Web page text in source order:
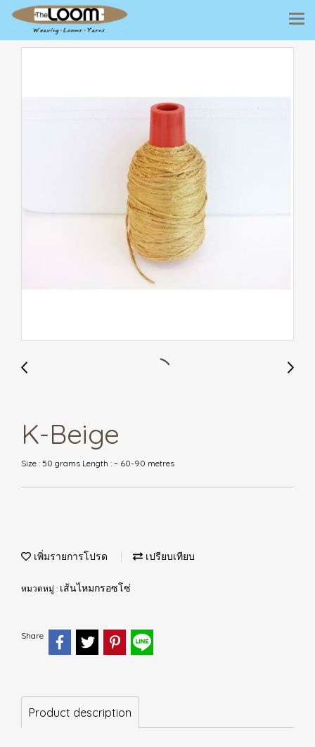
K-Beige
Size : 50 grams Length : ~ 60-90 metres
เพิ่มรายการโปรด เปรียบเทียบ
หมวดหมู่ : เส้นไหมกรอซโซ่
Share
Product description